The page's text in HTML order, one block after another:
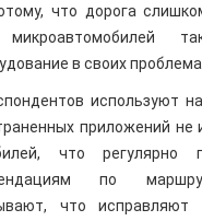
что дорога
в своих
используют
приложений не
что регулярно
по
что исправляют